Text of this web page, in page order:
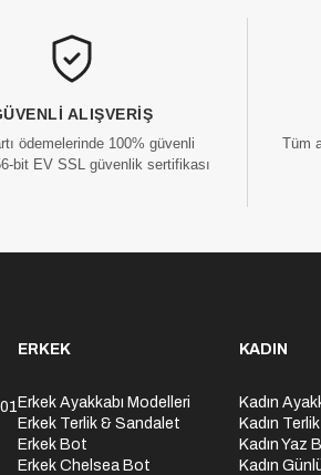
ALIŞVERIŞ
ödemelerinde 100% güvenli
bit EV SSL güvenlik sertifikası
Tüm
ERKEK
Erkek Ayakkabı Modelleri
Erkek Terlik & Sandalet
Erkek Bot
Erkek Chelsea Bot
KADIN
Kadın
Kadın
Kadın Yaz
Kadın